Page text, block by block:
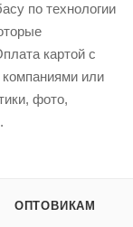
по технологии
картой с
компаниями или
фото,
ОПТОВИКАМ